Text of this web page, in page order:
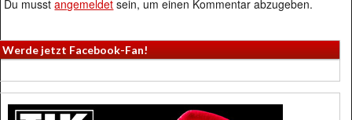
Du musstangemeldet sein, um einen Kommentar abzugeben.
Werde jetzt Facebook-Fan!